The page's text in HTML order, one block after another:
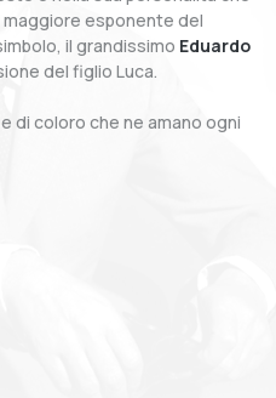
maggiore esponente del
il grandissimo Eduardo
del figlio Luca.
di coloro che ne amano ogni